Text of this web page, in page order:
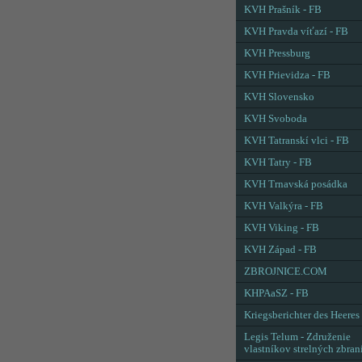
KVH Prašník - FB
KVH Pravda víťazí - FB
KVH Pressburg
KVH Prievidza - FB
KVH Slovensko
KVH Svoboda
KVH Tatranskí vlci - FB
KVH Tatry - FB
KVH Trnavská posádka
KVH Valkýra - FB
KVH Viking - FB
KVH Západ - FB
ZBROJNICE.COM
KHPAaSZ - FB
Kriegsberichter des Heeres
Legis Telum - Združenie
vlastníkov strelných